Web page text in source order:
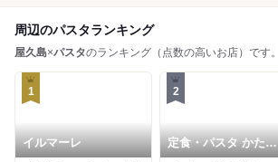
周辺のパスタランキング
屋久島×パスタのランキング（点数の高いお店）です。
1
イルマーレ
2
定食・パスタ かたぎ
りさん